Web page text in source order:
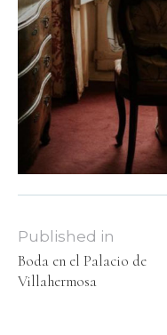
Published in
Boda en el Palacio de
Villahermosa